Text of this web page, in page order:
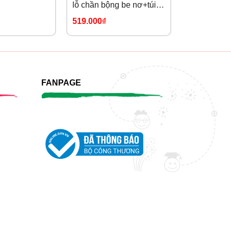
lỗ chần bộng be nơ+túi
thỏ(80-140)
519.000₫
FANPAGE